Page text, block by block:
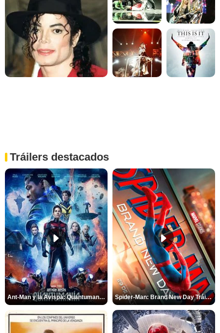
Tráilers destacados
Ant-Man y la Avispa: Quantumanía Tráiler (2) Spider-Man: Brand New Day Tráiler (3)